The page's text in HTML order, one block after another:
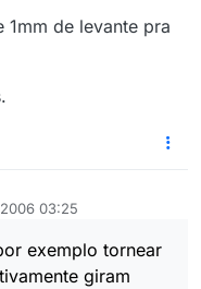
1mm de levante pra
03:25
exemplo tornear
giram